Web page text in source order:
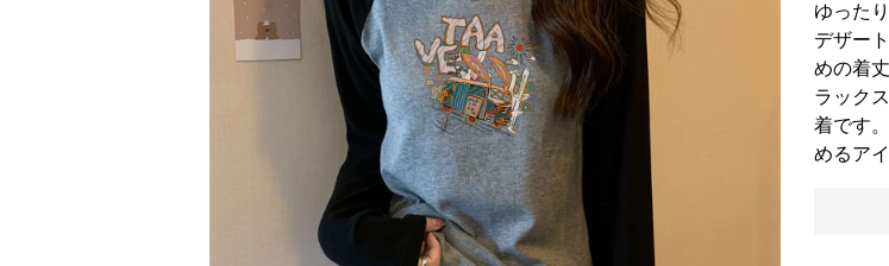
ゆった
デザー
めの着
ラック
着です
めるアイ